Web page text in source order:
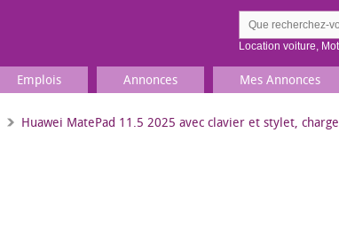
Location voiture,
Emplois Annonces Mes Annonces
Huawei MatePad 11.5 2025 avec clavier et stylet,